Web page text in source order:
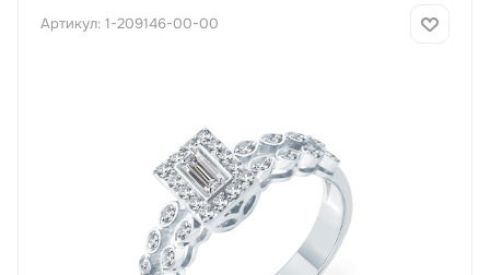
Артикул: 1-209146-00-00